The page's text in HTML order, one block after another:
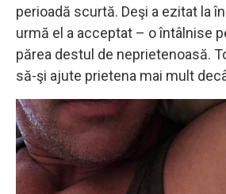
perioadă scurtă. Deşi a ezitat la
urmă el a acceptat – o întâlnise
părea destul de neprietenoasă.
să-şi ajute prietena mai mult